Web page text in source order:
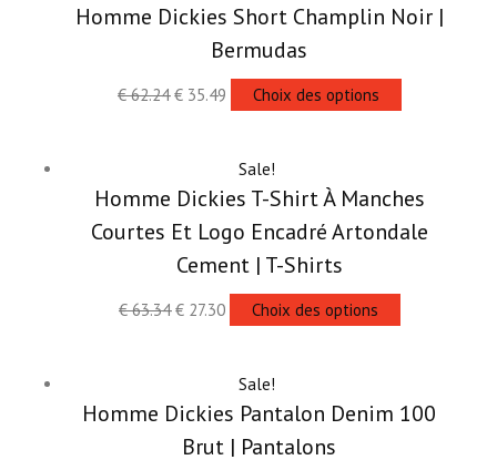
Homme Dickies Short Champlin Noir |
Bermudas
€62.24 €35.49 Choix des options
Sale!
Homme Dickies T-Shirt À Manches
Courtes Et Logo Encadré Artondale
Cement | T-Shirts
€63.34 €27.30 Choix des options
Sale!
Homme Dickies Pantalon Denim 100
Brut | Pantalons